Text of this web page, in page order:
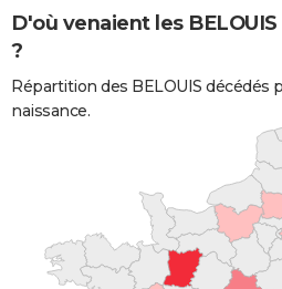
D'où venaient les
?
Répartition des BELOUIS décédés
naissance.